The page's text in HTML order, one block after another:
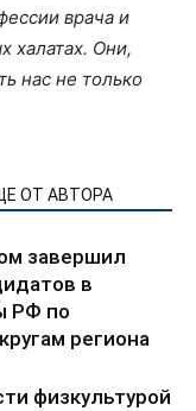
врача и
халатах. Они,
нас не только
ОТ АВТОРА
завершил
в
РФ по
региона
физкультурой